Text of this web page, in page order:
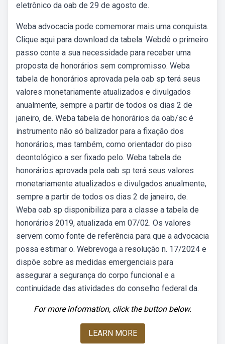
eletrônico da oab de 29 de agosto de.
Weba advocacia pode comemorar mais uma conquista.
Clique aqui para download da tabela. Webdê o primeiro
passo conte a sua necessidade para receber uma
proposta de honorários sem compromisso. Weba
tabela de honorários aprovada pela oab sp terá seus
valores monetariamente atualizados e divulgados
anualmente, sempre a partir de todos os dias 2 de
janeiro, de. Weba tabela de honorários da oab/sc é
instrumento não só balizador para a fixação dos
honorários, mas também, como orientador do piso
deontológico a ser fixado pelo. Weba tabela de
honorários aprovada pela oab sp terá seus valores
monetariamente atualizados e divulgados anualmente,
sempre a partir de todos os dias 2 de janeiro, de.
Weba oab sp disponibiliza para a classe a tabela de
honorários 2019, atualizada em 07/02. Os valores
servem como fonte de referência para que a advocacia
possa estimar o. Webrevoga a resolução n. 17/2024 e
dispõe sobre as medidas emergenciais para
assegurar a segurança do corpo funcional e a
continuidade das atividades do conselho federal da.
For more information, click the button below.
LEARN MORE